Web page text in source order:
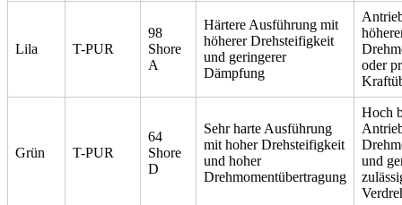
Lila T-PUR
98
Shore
A
Härtere Ausführung mit
höherer Drehsteifigkeit
und geringerer
Dämpfung
oder
Grün T-PUR
64
Shore
D
Sehr harte Ausführung
mit hoher Drehsteifigkeit
und hoher
Drehmomentübertragung
Hoch
und